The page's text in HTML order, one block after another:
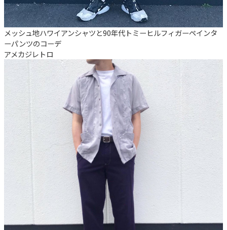
メッシュ地ハワイアンシャツと90年代トミーヒルフィガーペインタ
ーパンツのコーデ
アメカジレトロ